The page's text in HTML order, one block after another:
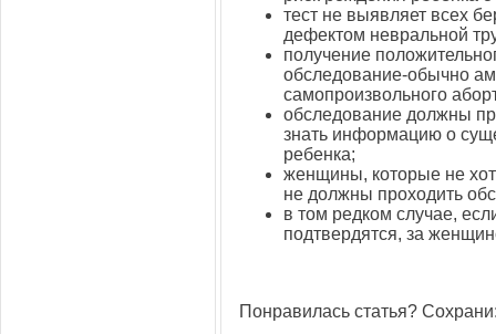
тест не выявляет всех
дефектом невральной
получение
обследование-обычно
самопроизвольного
обследование должны
знать информацию о
ребенка;
женщины, которые не
не должны проходить
в том редком случае,
подтвердятся, за
Понравилась статья?